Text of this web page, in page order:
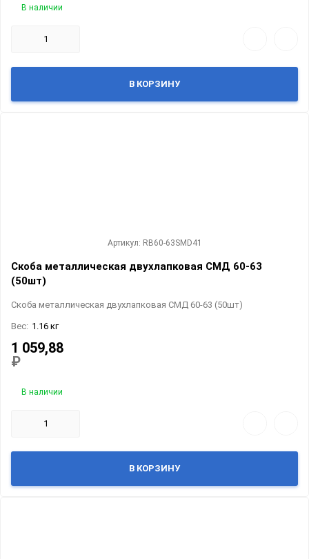
В наличии
В КОРЗИНУ
Артикул: RB60-63SMD41
Скоба металлическая двухлапковая СМД 60-63
(50шт)
Скоба металлическая двухлапковая СМД 60-63 (50шт)
Вес: 1.16 кг
1 059,88
₽
В наличии
В КОРЗИНУ